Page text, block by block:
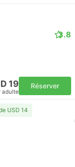
3.8
19
adulte
Réserver
USD 14